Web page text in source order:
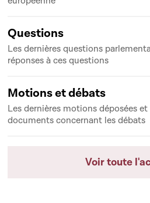
Questions
Les dernières questions
réponses à ces questions
Motions et débats
Les dernières motions déposées
documents concernant les débats
Voir toute